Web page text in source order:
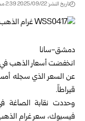
تاريخ النشر: 2025/09/22 2:39 مساءً
دمشق-سانا
قيراطاً.
وحددت نقابة الصاغة